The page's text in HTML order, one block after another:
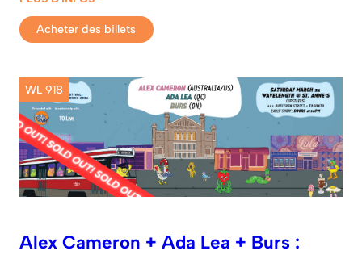
Acheter des billets
WL 918
Alex Cameron + Ada Lea + Burs :